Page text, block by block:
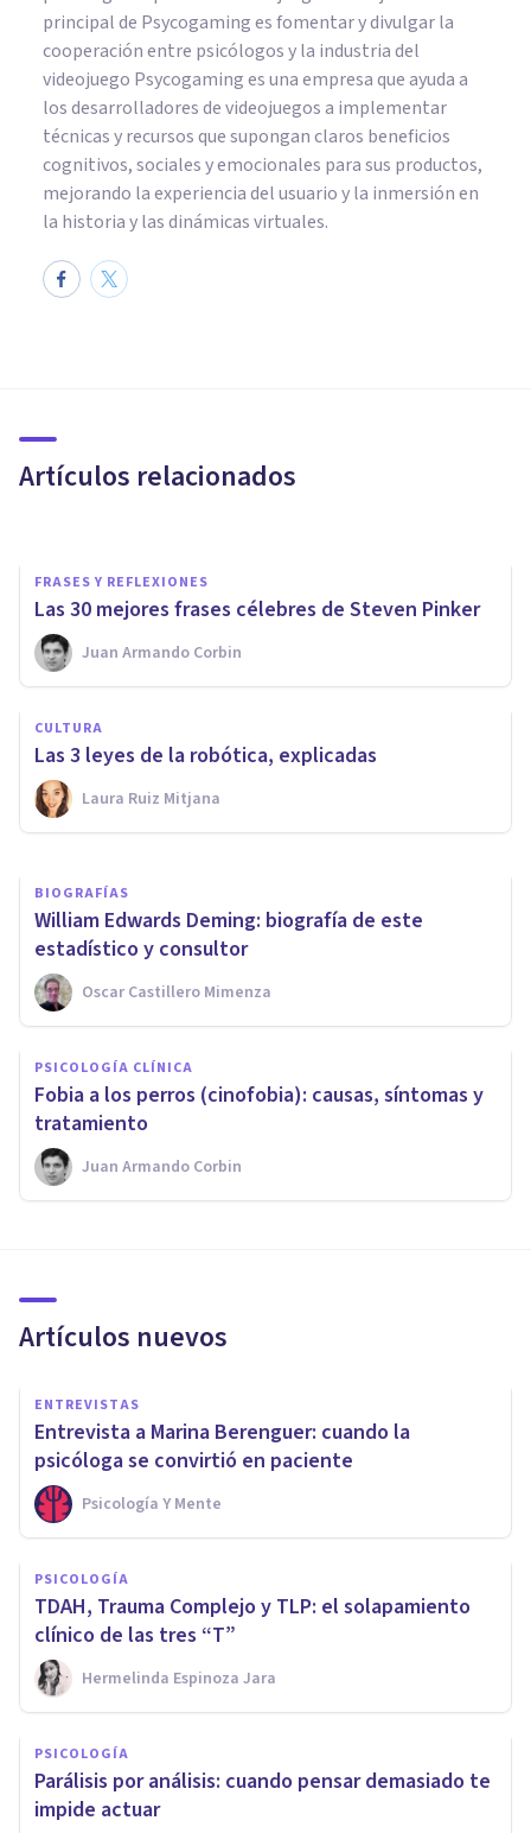
principal de Psycogaming es fomentar y divulgar la
cooperación entre psicólogos y la industria del
videojuego Psycogaming es una empresa que ayuda a
los desarrolladores de videojuegos a implementar
técnicas y recursos que supongan claros beneficios
cognitivos, sociales y emocionales para sus productos,
mejorando la experiencia del usuario y la inmersión en
la historia y las dinámicas virtuales.
Artículos relacionados
y tratamiento
FRASES Y REFLEXIONES
​Las 30 mejores frases célebres de Steven Pinker
Juan Armando Corbin
CULTURA
Las 3 leyes de la robótica, explicadas
Laura Ruiz Mitjana
CULTURA
20 películas sobre el bullying
que todos deberíamos ver
Oscar Castillero Mimenza
BIOGRAFÍAS
William Edwards Deming: biografía de este
estadístico y consultor
Oscar Castillero Mimenza
PSICOLOGÍA CLÍNICA
Fobia a los perros (cinofobia): causas, síntomas y
tratamiento
Juan Armando Corbin
Artículos nuevos
ENTREVISTAS
Entrevista a Marina Berenguer: cuando la
psicóloga se convirtió en paciente
Psicología Y Mente
PSICOLOGÍA
TDAH, Trauma Complejo y TLP: el solapamiento
clínico de las tres “T”
Hermelinda Espinoza Jara
PSICOLOGÍA
Parálisis por análisis: cuando pensar demasiado te
impide actuar